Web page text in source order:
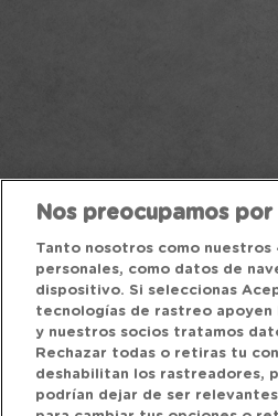
Nos preocupamos
Tanto nosotros como nuestros
personales, como datos de
dispositivo. Si seleccionas
tecnologías de rastreo apoyen
y nuestros socios tratamos
Rechazar todas o retiras tu
deshabilitan los rastreadores,
podrían dejar de ser